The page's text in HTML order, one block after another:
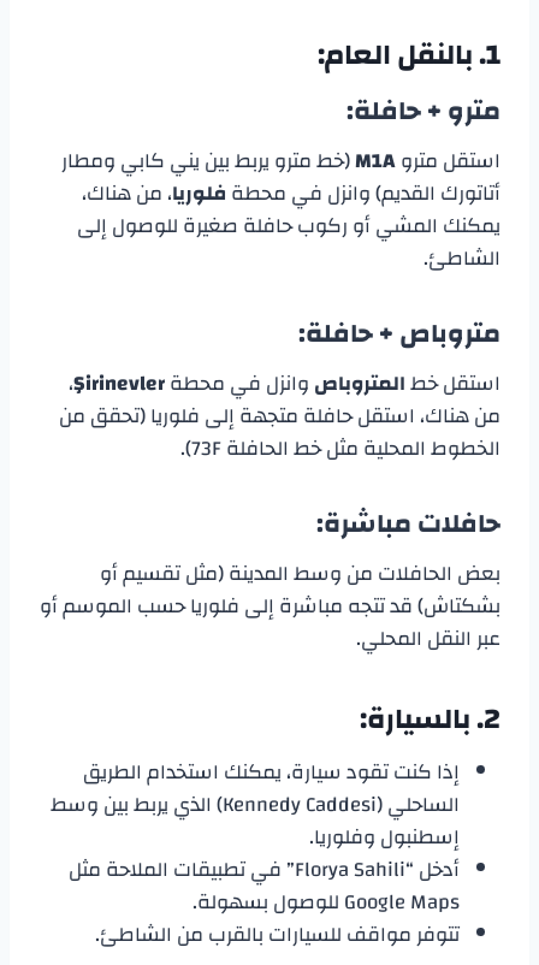
1. بالنقل العام:
مترو + حافلة:
استقل متروM1A(خط مترو يربط بين يني كابي ومطار
أتاتورك القديم) وانزل في محطةفلوريا، من هناك،
يمكنك المشي أو ركوب حافلة صغيرة للوصول إلى
الشاطئ.
متروباص + حافلة:
استقل خطالمتروباصوانزل في محطةŞirinevler،
من هناك، استقل حافلة متجهة إلى فلوريا (تحقق من
الخطوط المحلية مثل خط الحافلة 73F).
حافلات مباشرة:
بعض الحافلات من وسط المدينة (مثل تقسيم أو
بشكتاش) قد تتجه مباشرة إلى فلوريا حسب الموسم أو
عبر النقل المحلي.
2. بالسيارة:
إذا كنت تقود سيارة، يمكنك استخدام الطريق
الساحلي (Kennedy Caddesi) الذي يربط بين وسط
إسطنبول وفلوريا.
أدخل “Florya Sahili” في تطبيقات الملاحة مثل
Google Maps للوصول بسهولة.
تتوفر مواقف للسيارات بالقرب من الشاطئ.